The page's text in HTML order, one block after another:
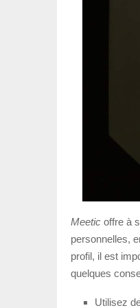
Meetic offre à
personnelles,
profil, il est
quelques
Utilisez